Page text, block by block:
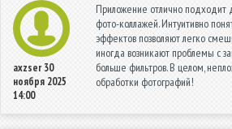
axzser 30
ноября 2025
14:00
Приложение отлично подходит
фото-коллажей. Интуитивно
эффектов позволяют легко
иногда возникают проблемы с
больше фильтров. В целом,
обработки фотографий!